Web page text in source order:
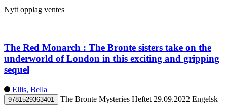
Nytt opplag ventes
The Red Monarch : The Bronte sisters take on the
underworld of London in this exciting and gripping
sequel
Ellis, Bella
9781529363401 The Bronte Mysteries Heftet 29.09.2022 Engelsk